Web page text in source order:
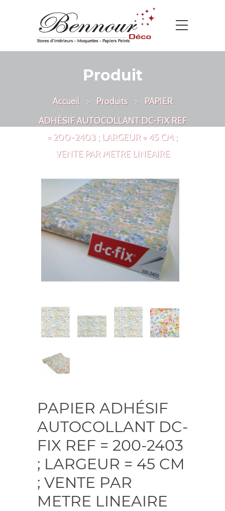
Produit
Accueil Produits
PAPIER
ADHÉSIF AUTOCOLLANT DC-FIX REF
= 200-2403 ; LARGEUR = 45 CM ;
VENTE PAR METRE LINEAIRE
PAPIER ADHÉSIF
AUTOCOLLANT DC-
FIX REF = 200-2403
; LARGEUR = 45 CM
; VENTE PAR
METRE LINEAIRE